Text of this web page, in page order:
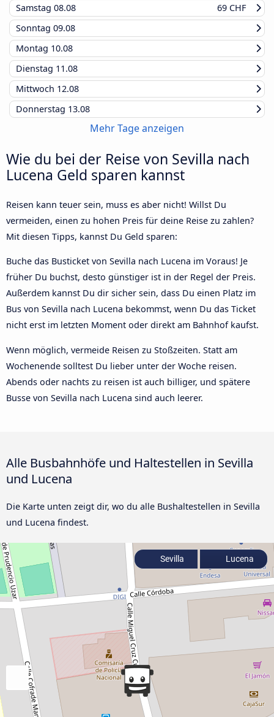
Samstag 08.08
69 CHF
Sonntag 09.08
Montag 10.08
Dienstag 11.08
Mittwoch 12.08
Donnerstag 13.08
Mehr Tage anzeigen
Wie du bei der Reise von Sevilla nach
Lucena Geld sparen kannst
Reisen kann teuer sein, muss es aber nicht! Willst Du
vermeiden, einen zu hohen Preis für deine Reise zu zahlen?
Mit diesen Tipps, kannst Du Geld sparen:
Buche das Busticket von Sevilla nach Lucena im Voraus! Je
früher Du buchst, desto günstiger ist in der Regel der Preis.
Außerdem kannst Du dir sicher sein, dass Du einen Platz im
Bus von Sevilla nach Lucena bekommst, wenn Du das Ticket
nicht erst im letzten Moment oder direkt am Bahnhof kaufst.
Wenn möglich, vermeide Reisen zu Stoßzeiten. Statt am
Wochenende solltest Du lieber unter der Woche reisen.
Abends oder nachts zu reisen ist auch billiger, und spätere
Busse von Sevilla nach Lucena sind auch leerer.
Alle Busbahnhöfe und Haltestellen in Sevilla
und Lucena
Die Karte unten zeigt dir, wo du alle Bushaltestellen in Sevilla
und Lucena findest.
Sevilla Lucena